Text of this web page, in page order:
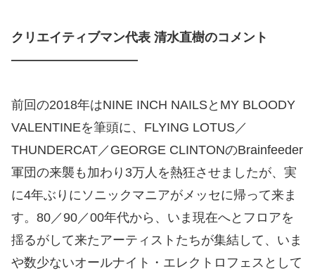
クリエイティブマン代表 清水直樹のコメント
――――――――――
前回の2018年はNINE INCH NAILSとMY BLOODY
VALENTINEを筆頭に、FLYING LOTUS／
THUNDERCAT／GEORGE CLINTONのBrainfeeder
軍団の来襲も加わり3万人を熱狂させましたが、実
に4年ぶりにソニックマニアがメッセに帰って来ま
す。80／90／00年代から、いま現在へとフロアを
揺るがして来たアーティストたちが集結して、いま
や数少ないオールナイト・エレクトロフェスとして